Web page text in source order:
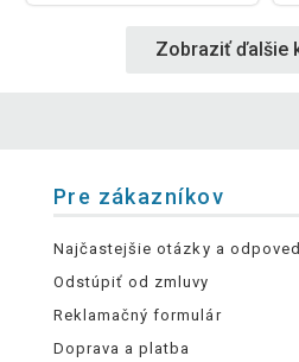
Zobraziť ďalšie
Pre zákazníkov
Najčastejšie otázky a
Odstúpiť od zmluvy
Reklamačný formulár
Doprava a platba